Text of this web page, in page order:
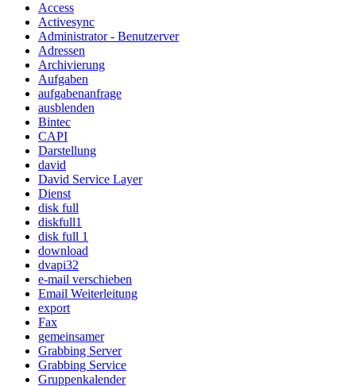
Access
Activesync
Administrator - Benutzerver
Adressen
Archivierung
Aufgaben
aufgabenanfrage
ausblenden
Bintec
CAPI
Darstellung
david
David Service Layer
Dienst
disk full
diskfull1
disk full 1
download
dvapi32
e-mail verschieben
Email Weiterleitung
export
Fax
gemeinsamer
Grabbing Server
Grabbing Service
Gruppenkalender